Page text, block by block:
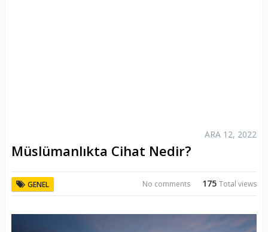
ARA 12, 2022
Müslümanlıkta Cihat Nedir?
GENEL 175Total views
No comments